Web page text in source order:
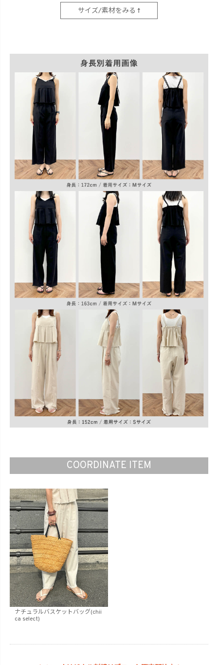
サイズ/素材をみる ↑
COORDINATE ITEM
ナチュラルバスケットバッグ(chii
ca select)